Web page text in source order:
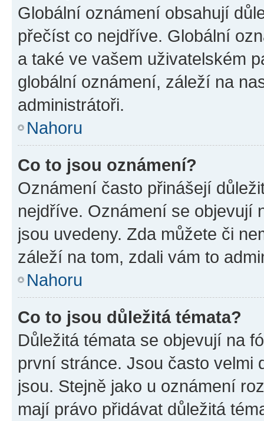
Globální oznámení obsahují
přečíst co nejdříve. Globální
a také ve vašem uživatelském
globální oznámení, záleží na
administrátoři.
Nahoru
Co to jsou oznámení?
Oznámení často přinášejí
nejdříve. Oznámení se objevují
jsou uvedeny. Zda můžete či
záleží na tom, zdali vám to
Nahoru
Co to jsou důležitá témata?
Důležitá témata se objevují na
první stránce. Jsou často velmi
jsou. Stejně jako u oznámení
mají právo přidávat důležitá